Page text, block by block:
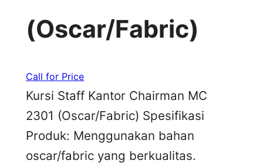
(Oscar/Fabric)
Call for Price
Kursi Staff Kantor Chairman MC
2301 (Oscar/Fabric) Spesifikasi
Produk: Menggunakan bahan
oscar/fabric yang berkualitas.